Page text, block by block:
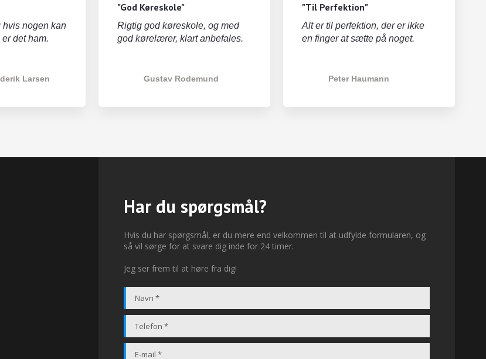
hvis nogen kan
det ham.
Larsen
"God Køreskole"
Rigtig god køreskole, og med
god kørelærer, klart anbefales.
Gustav Rodemund
"Til Perfektion"
Alt er til perfektion, der er ikke
en finger at sætte på noget.
Peter Haumann
Har du spørgsmål?
Hvis du har spørgsmål, er du mere end velkommen til at udfylde formularen, og
så vil sørge for at svare dig inde for 24 timer.
Jeg ser frem til at høre fra dig!